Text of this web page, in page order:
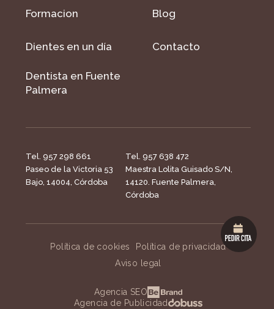
Formacion Blog
Dientes en un día Contacto
Dentista en Fuente
Palmera
Tel. 957 298 661
Paseo de la Victoria 53
Bajo, 14004, Córdoba
Tel. 957 638 472
Maestra Lolita Guisado S/N,
14120. Fuente Palmera,
Córdoba
Política de cookies
Política de privacidad
Aviso legal
Agencia SEO
Agencia de Publicidad